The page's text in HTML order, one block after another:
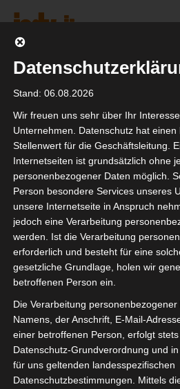
Webinar
Stand: 06.08.2026
Wir freuen uns sehr über Ihr
Unternehmen. Datenschutz hat
Stellenwert für die Geschäftsleitung.
Internetseiten ist grundsätzlich ohne
personenbezogener Daten möglich.
Person besondere Services unseres
unsere Internetseite in Anspruch
jedoch eine Verarbeitung
werden. Ist die Verarbeitung
erforderlich und besteht für eine
gesetzliche Grundlage, holen wir
betroffenen Person ein.
Die Verarbeitung
Namens, der Anschrift, E-Mail-
einer betroffenen Person, erfolgt
Datenschutz-Grundverordnung und
für uns geltenden landesspezifischen
Datenschutzbestimmungen. Mittels